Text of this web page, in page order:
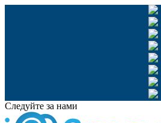
Следуйте за нами